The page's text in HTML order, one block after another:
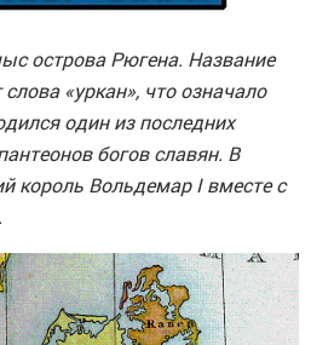
острова Рюгена. Название
«уркан», что означало
один из последних
богов славян. В
король Вольдемар I вместе с